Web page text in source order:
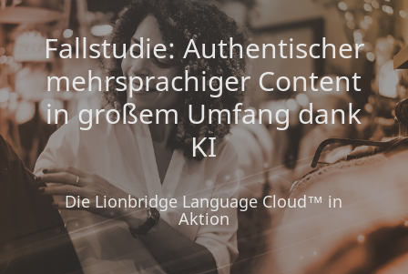
Fallstudie: Authentischer
mehrsprachiger Content
in großem Umfang dank
KI
Die Lionbridge Language Cloud™ in
Aktion